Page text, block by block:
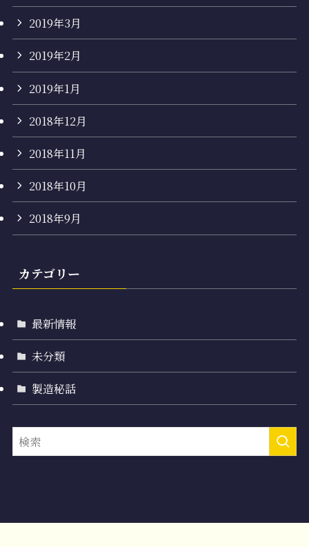
2019年3月
2019年2月
2019年1月
2018年12月
2018年11月
2018年10月
2018年9月
カテゴリー
最新情報
未分類
製造秘話